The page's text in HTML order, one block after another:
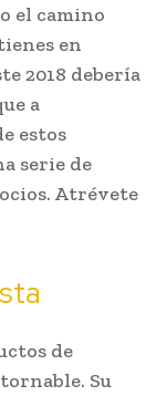
el camino
en
2018 debería
a
estos
serie de
Atrévete
de
Su